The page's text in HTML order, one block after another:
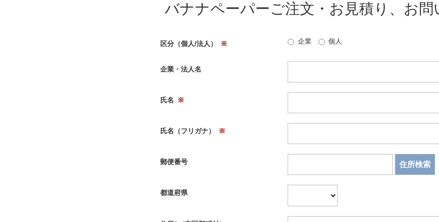
バナナペーパーご注文・お見積り、お問
区分（個人/法人） 企業 個人
企業・法人名
氏名
氏名（フリガナ）
郵便番号 住所検索
都道府県